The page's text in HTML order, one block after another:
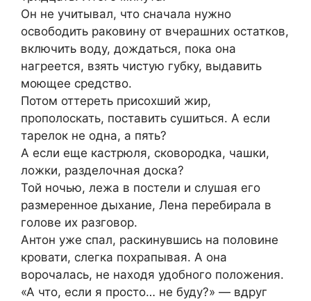
Он не учитывал, что сначала нужно
освободить раковину от вчерашних остатков,
включить воду, дождаться, пока она
нагреется, взять чистую губку, выдавить
моющее средство.
Потом оттереть присохший жир,
прополоскать, поставить сушиться. А если
тарелок не одна, а пять?
А если еще кастрюля, сковородка, чашки,
ложки, разделочная доска?
Той ночью, лежа в постели и слушая его
размеренное дыхание, Лена перебирала в
голове их разговор.
Антон уже спал, раскинувшись на половине
кровати, слегка похрапывая. А она
ворочалась, не находя удобного положения.
«А что, если я просто… не буду?» — вдруг